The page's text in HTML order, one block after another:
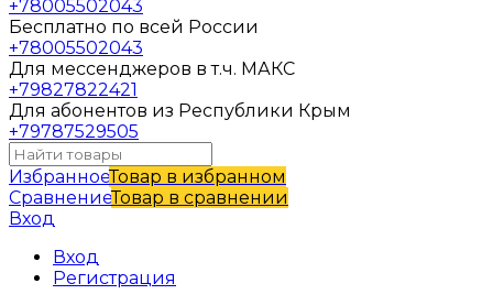
+78005502043
Бесплатно по всей России
+78005502043
Для мессенджеров в т.ч. МАКС
+79827822421
Для абонентов из Республики Крым
+79787529505
ИзбранноеТовар в избранном
СравнениеТовар в сравнении
Вход
Вход
Регистрация